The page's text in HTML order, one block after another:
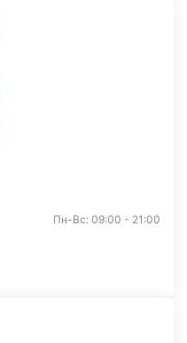
Пн-Вс: 09:00 - 21:00